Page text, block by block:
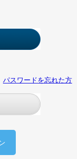
パスワードを忘れた方